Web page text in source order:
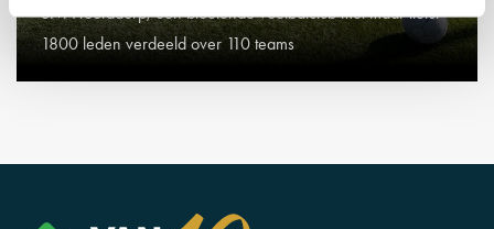
S.V. Hoofddorp; een bloeiende voetbalclub met maar liefst
1800 leden verdeeld over 110 teams